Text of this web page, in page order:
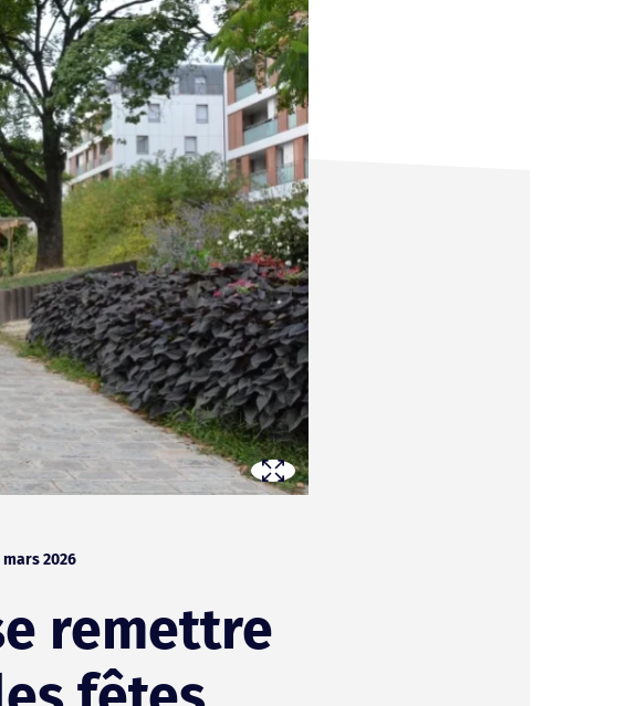
mars 2026
remettre